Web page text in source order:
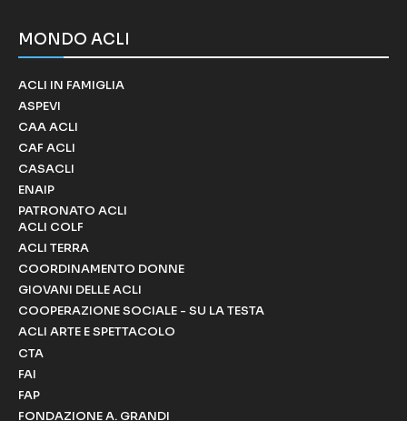
MONDO ACLI
ACLI IN FAMIGLIA
ASPEVI
CAA ACLI
CAF ACLI
CASACLI
ENAIP
PATRONATO ACLI
ACLI COLF
ACLI TERRA
COORDINAMENTO DONNE
GIOVANI DELLE ACLI
COOPERAZIONE SOCIALE - SU LA TESTA
ACLI ARTE E SPETTACOLO
CTA
FAI
FAP
FONDAZIONE A. GRANDI